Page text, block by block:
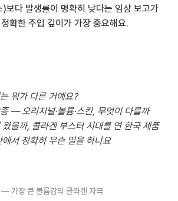
보다 발생률이 명확히 낮다는 임상 보고가
확한 주입 깊이가 가장 중요해요.
뭐가 다른 거예요?
— 오리지널·볼륨·스킨, 무엇이 다를까
을까, 콜라겐 부스터 시대를 연 한국 제품
서 정확히 무슨 일을 하나요
가장 큰 볼륨감의 콜라겐 자극